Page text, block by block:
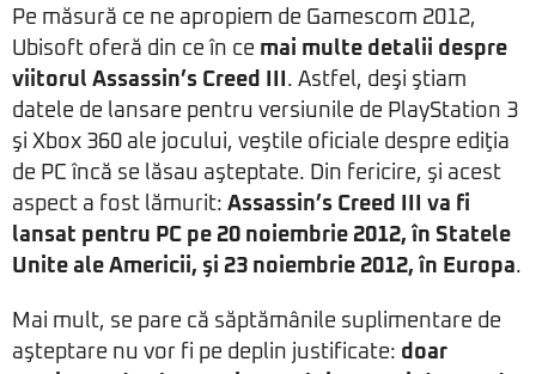
Pe măsură ce ne apropiem de Gamescom 2012,
Ubisoft oferă din ce în ce mai multe detalii despre
viitorul Assassin’s Creed III . Astfel, deşi ştiam
datele de lansare pentru versiunile de PlayStation 3
şi Xbox 360 ale jocului, veştile oficiale despre ediţia
de PC încă se lăsau aşteptate. Din fericire, şi acest
aspect a fost lămurit: Assassin’s Creed III va fi
lansat pentru PC pe 20 noiembrie 2012, în Statele
Unite ale Americii, şi 23 noiembrie 2012, în Europa.
Mai mult, se pare că săptămânile suplimentare de
aşteptare nu vor fi pe deplin justificate: doar